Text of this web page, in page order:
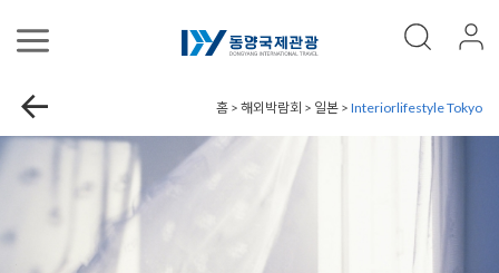
홈 > 해외박람회 > 일본 > Interiorlifestyle Tokyo